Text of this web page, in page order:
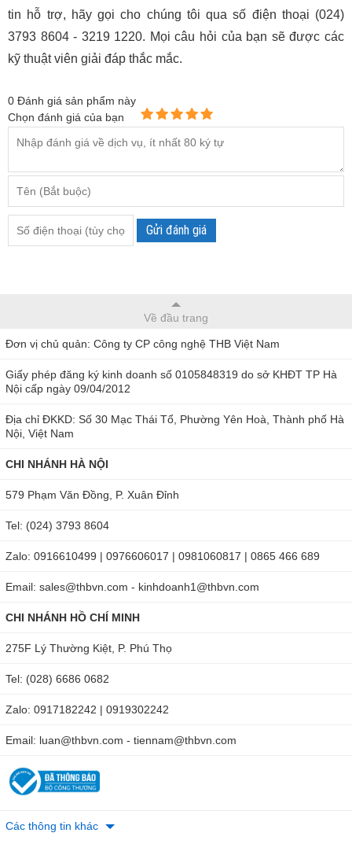
tin hỗ trợ, hãy gọi cho chúng tôi qua số điện thoại (024)
3793 8604 - 3219 1220. Mọi câu hỏi của bạn sẽ được các
kỹ thuật viên giải đáp thắc mắc.
0 Đánh giá sản phẩm này
Chọn đánh giá của bạn
Gửi đánh giá
Về đầu trang
Đơn vị chủ quản: Công ty CP công nghệ THB Việt Nam
Giấy phép đăng ký kinh doanh số 0105848319 do sở KHĐT TP Hà
Nội cấp ngày 09/04/2012
Địa chỉ ĐKKD: Số 30 Mạc Thái Tổ, Phường Yên Hoà, Thành phố Hà
Nội, Việt Nam
CHI NHÁNH HÀ NỘI
579 Phạm Văn Đồng, P. Xuân Đỉnh
Tel: (024) 3793 8604
Zalo: 0916610499 | 0976606017 | 0981060817 | 0865 466 689
Email: sales@thbvn.com - kinhdoanh1@thbvn.com
CHI NHÁNH HỒ CHÍ MINH
275F Lý Thường Kiệt, P. Phú Thọ
Tel: (028) 6686 0682
Zalo: 0917182242 | 0919302242
Email: luan@thbvn.com - tiennam@thbvn.com
Các thông tin khác